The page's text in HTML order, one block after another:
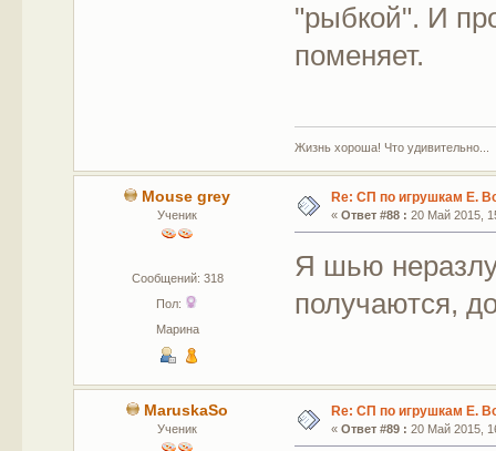
"рыбкой". И
поменяет.
Жизнь хороша! Что удивительно...
Mouse grey
Ученик
Сообщений: 318
Пол:
Марина
Re: СП по игрушкам Е.
« Ответ #88 : 20 Май 2015,
Я шью
получаются,
MaruskaSo
Ученик
Re: СП по игрушкам Е.
« Ответ #89 : 20 Май 2015,